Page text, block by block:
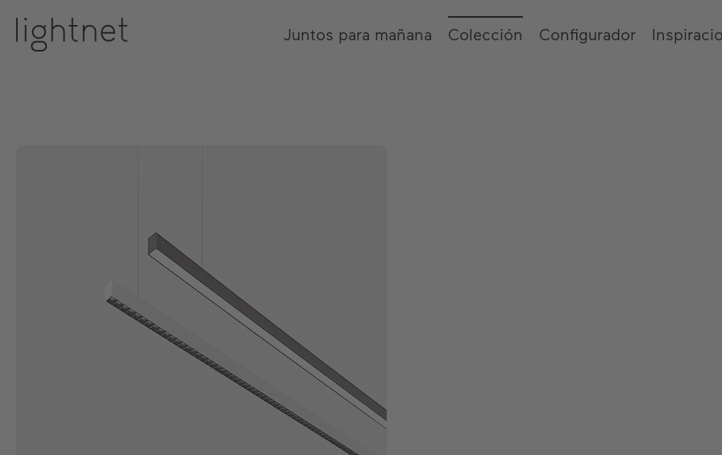
Juntos para mañana Colección Configurador